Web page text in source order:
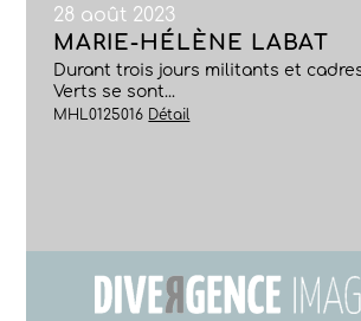
28 août 2023
MARIE-HÉLÈNE LABAT
Durant trois jours militants et
Verts se sont...
MHL0125016 Détail